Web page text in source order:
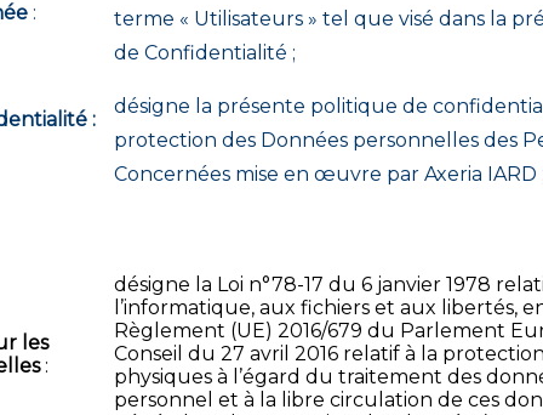
:
:
terme « Utilisateurs » tel que visé dans la
de Confidentialité ;
désigne la présente politique de
protection des Données personnelles des
Concernées mise en œuvre par Axeria IARD
les
:
désigne la Loi n°78-17 du 6 janvier 1978
l’informatique, aux fichiers et aux libertés,
Règlement (UE) 2016/679 du Parlement
Conseil du 27 avril 2016 relatif à la
physiques à l’égard du traitement des
personnel et à la libre circulation de ces